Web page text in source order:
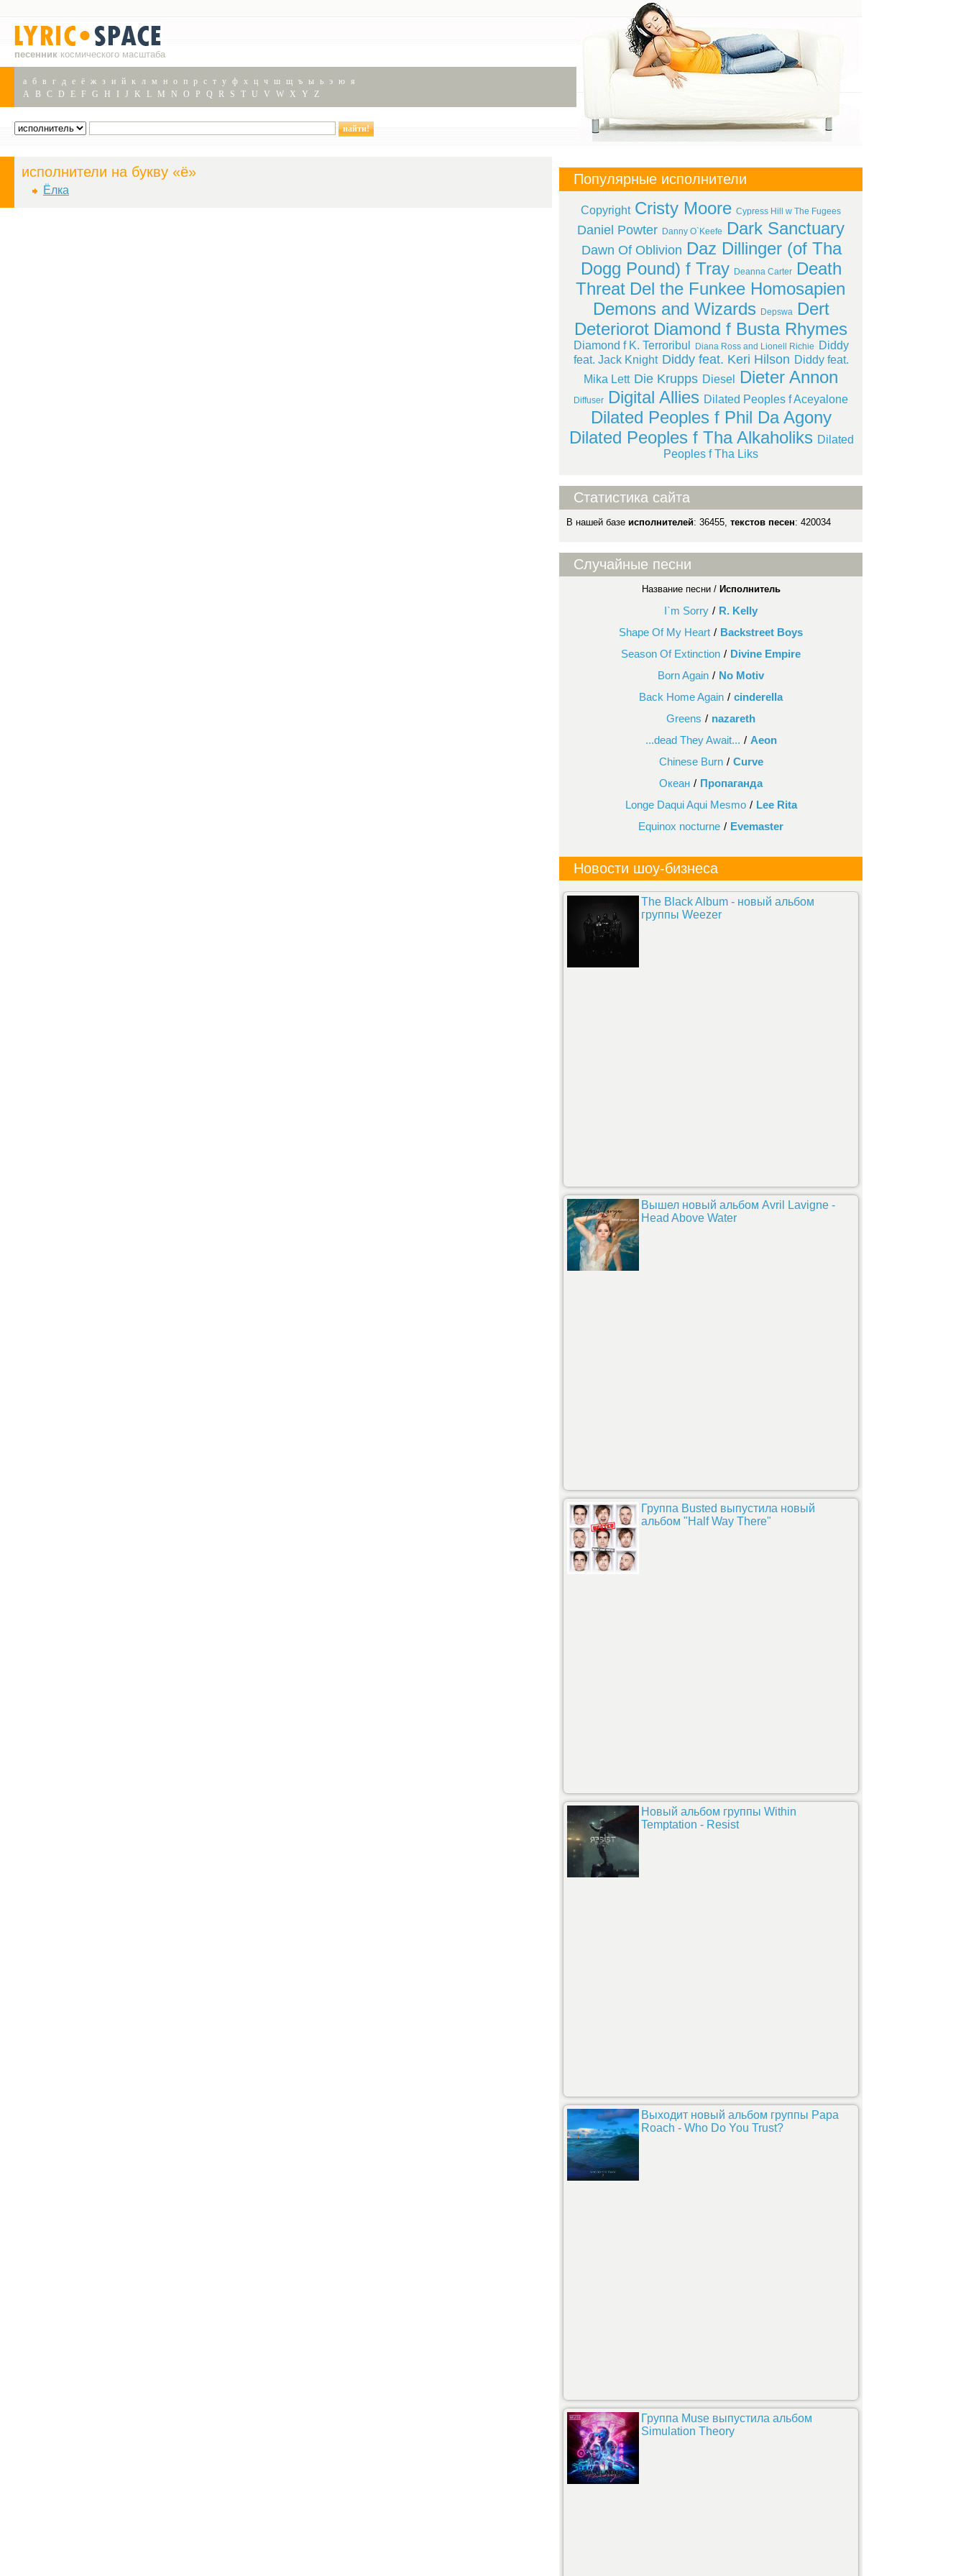
песенник космического масштаба
а б в г д е ё ж з и й к л м н о п р с т у ф х ц ч ш щ ъ ы ь э ю я
A
B C D E F G H J K L M N O P Q R S T U V W X Y Z
исполнители на букву «ё»
Ёлка
Популярные исполнители
Copyright Cristy Moore Cypress Hill w The Fugees
Daniel Powter Danny O`Keefe Dark Sanctuary
Dawn Of Oblivion Daz Dillinger (of Tha
Dogg Pound) f Tray
Deanna Carter
Death
Threat Del the Funkee Homosapien
Demons and Wizards
Depswa
Dert
Deteriorot Diamond f Busta Rhymes
Diamond f K. Terroribul Diana Ross and Lionell Richie
Diddy
feat. Jack Knight Diddy feat. Keri Hilson Diddy feat.
Mika Lett Die Krupps Diesel Dieter Annon
Diffuser Digital Allies Dilated Peoples f Aceyalone
Dilated Peoples f Phil Da Agony
Dilated Peoples f Tha Alkaholiks Dilated
Peoples f Tha Liks
Статистика сайта
В нашей базе исполнителей: 36455, текстов песен: 420034
Случайные песни
Название песни / Исполнитель
I`m Sorry / R. Kelly
Shape Of My Heart / Backstreet Boys
Season Of Extinction / Divine Empire
Born Again / No Motiv
Back Home Again / cinderella
Greens / nazareth
...dead They Await... / Aeon
Chinese Burn / Curve
Океан / Пропаганда
Longe Daqui Aqui Mesmo / Lee Rita
Equinox nocturne / Evemaster
Новости шоу-бизнеса
The Black Album - новый альбом
группы Weezer
Вышел новый альбом Avril Lavigne -
Head Above Water
Группа Busted выпустила новый
альбом "Half Way There"
Новый альбом группы Within
Temptation - Resist
Выходит новый альбом группы Papa
Roach - Who Do You Trust?
Группа Muse выпустила альбом
Simulation Theory